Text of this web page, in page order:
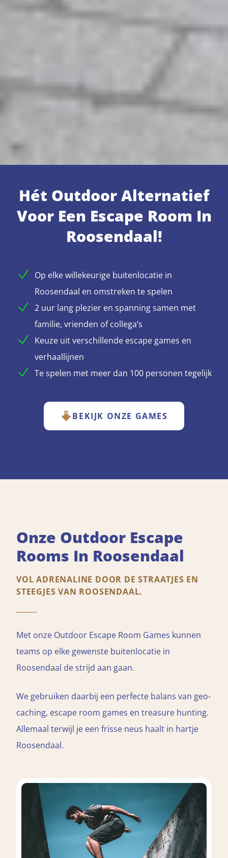
Hét Outdoor Alternatief
Voor Een Escape Room In
Roosendaal!
Op elke willekeurige buitenlocatie in
Roosendaal en omstreken te spelen
2 uur lang plezier en spanning samen met
familie, vrienden of collega’s
Keuze uit verschillende escape games en
verhaallijnen
Te spelen met meer dan 100 personen tegelijk
BEKIJK ONZE GAMES
Onze Outdoor Escape
Rooms In Roosendaal
VOL ADRENALINE DOOR DE STRAATJES EN
STEEGJES VAN ROOSENDAAL.
Met onze Outdoor Escape Room Games kunnen
teams op elke gewenste buitenlocatie in
Roosendaal de strijd aan gaan.
We gebruiken daarbij een perfecte balans van geo-
caching, escape room games en treasure hunting.
Allemaal terwijl je een frisse neus haalt in hartje
Roosendaal.